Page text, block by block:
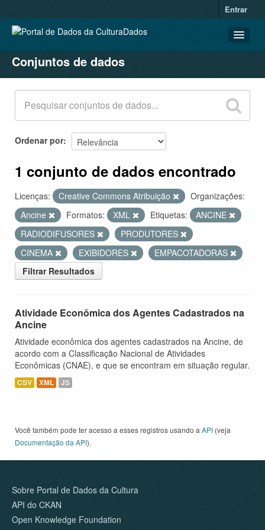
Entrar
CONJUNTOS DE DADOS
ORGANIZAÇÕES
GRUPOS
SOBRE
Conjuntos de dados
Ordenar por
1 conjunto de dados encontrado
Licenças: Creative Commons Atribuição
Organizações:
Ancine
Formatos: XML Etiquetas:
ANCINE
RADIODIFUSORES
PRODUTORES
CINEMA
EXIBIDORES
EMPACOTADORAS
Filtrar Resultados
Atividade Econômica dos Agentes Cadastrados na
Ancine
Atividade econômica dos agentes cadastrados na Ancine, de
acordo com a Classificação Nacional de Atividades
Econômicas (CNAE), e que se encontram em situação regular.
CSV XML JS
Você também pode ter acesso a esses registros usando a API (veja
Documentação da API).
Sobre Portal de Dados da Cultura
API do CKAN
Open Knowledge Foundation